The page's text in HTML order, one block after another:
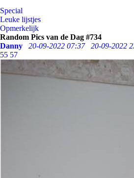
Special
Leuke lijstjes
Opmerkelijk
Random Pics van de Dag #734
Danny
20-09-2022 07:37 20-09-2022
55 57